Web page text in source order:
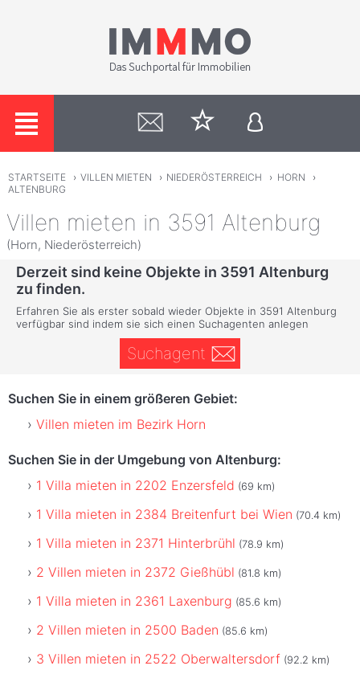
STARTSEITE › VILLEN MIETEN › NIEDERÖSTERREICH › HORN
›
ALTENBURG
Villen mieten in 3591 Altenburg
(Horn, Niederösterreich)
Derzeit sind keine Objekte in 3591 Altenburg
zu finden.
Erfahren Sie als erster sobald wieder Objekte in 3591 Altenburg
verfügbar sind indem sie sich einen Suchagenten anlegen
Suchagent
Suchen Sie in einem größeren Gebiet:
Villen mieten im Bezirk Horn
Suchen Sie in der Umgebung von Altenburg:
1 Villa mieten in 2202 Enzersfeld (69 km)
1 Villa mieten in 2384 Breitenfurt bei Wien (70.4 km)
1 Villa mieten in 2371 Hinterbrühl (78.9 km)
2 Villen mieten in 2372 Gießhübl (81.8 km)
1 Villa mieten in 2361 Laxenburg (85.6 km)
2 Villen mieten in 2500 Baden (85.6 km)
3 Villen mieten in 2522 Oberwaltersdorf (92.2 km)